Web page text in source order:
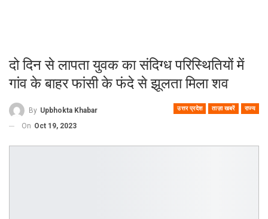
दो दिन से लापता युवक का संदिग्ध परिस्थितियों में
गांव के बाहर फांसी के फंदे से झूलता मिला शव
उत्तर प्रदेश ताज़ा खबरें राज्य
By Upbhokta Khabar
On Oct 19, 2023